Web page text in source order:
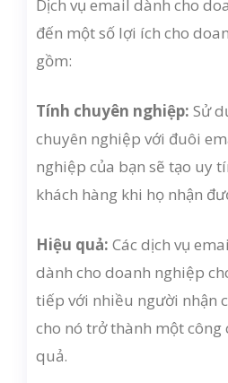
Dịch vụ email dành cho
đến một số lợi ích cho
gồm:
Tính chuyên nghiệp: Sử
chuyên nghiệp với đuôi
nghiệp của bạn sẽ tạo uy
khách hàng khi họ nhận
Hiệu quả: Các dịch vụ
dành cho doanh nghiệp
tiếp với nhiều người nhận
cho nó trở thành một
quả.